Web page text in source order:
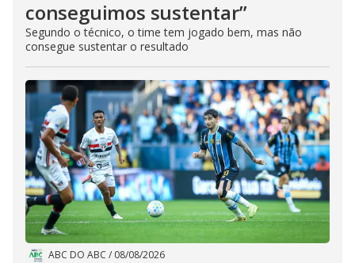
conseguimos sustentar”
Segundo o técnico, o time tem jogado bem, mas não
consegue sustentar o resultado
ABC DO ABC / 08/08/2026